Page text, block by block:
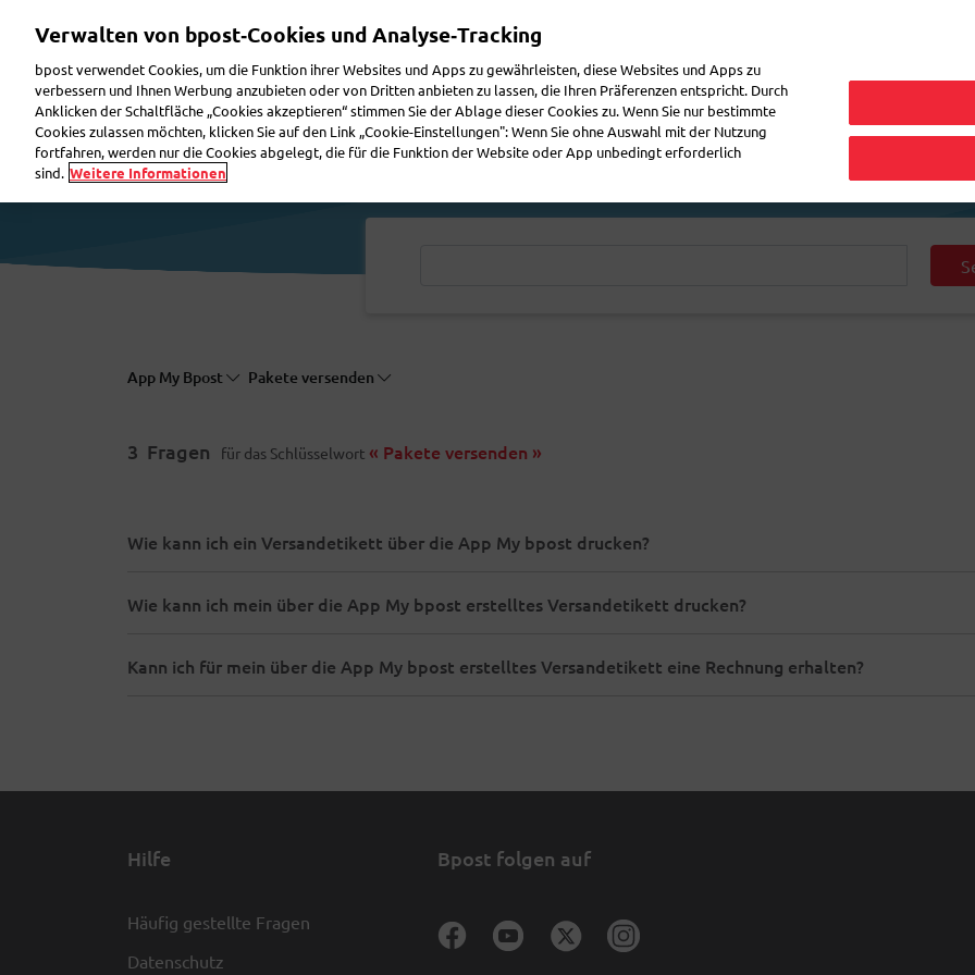
Paket versenden Paket erhalten Brief versenden Post nachsenden Häufig gestellte Fragen eShop
App My Bpost Pakete versenden
3 Fragen für das Schlüsselwort « Pakete versenden »
Wie kann ich ein Versandetikett über die App My bpost drucken?
Wie kann ich mein über die App My bpost erstelltes Versandetikett drucken?
Kann ich für mein über die App My bpost erstelltes Versandetikett eine Rechnung erhalten?
Hilfe
Häufig gestellte Fragen
Datenschutz
Bpost folgen auf
Verwalten von bpost‑Cookies und Analyse‑Tracking
bpost verwendet Cookies, um die Funktion ihrer Websites und Apps zu gewährleisten, diese Websites und Apps zu
verbessern und Ihnen Werbung anzubieten oder von Dritten anbieten zu lassen, die Ihren Präferenzen entspricht. Durch
Anklicken der Schaltfläche „Cookies akzeptieren“ stimmen Sie der Ablage dieser Cookies zu. Wenn Sie nur bestimmte
Cookies zulassen möchten, klicken Sie auf den Link „Cookie-Einstellungen": Wenn Sie ohne Auswahl mit der Nutzung
fortfahren, werden nur die Cookies abgelegt, die für die Funktion der Website oder App unbedingt erforderlich
sind. Weitere Informationen